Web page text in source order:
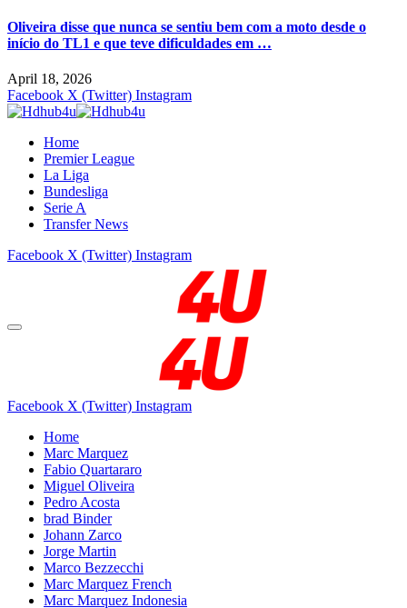
Oliveira disse que nunca se sentiu bem com a moto desde o
início do TL1 e que teve dificuldades em …
April 18, 2026
Facebook X (Twitter) Instagram
Home
Premier League
La Liga
Bundesliga
Serie A
Transfer News
Facebook X (Twitter) Instagram
Facebook X (Twitter) Instagram
Home
Marc Marquez
Fabio Quartararo
Miguel Oliveira
Pedro Acosta
brad Binder
Johann Zarco
Jorge Martin
Marco Bezzecchi
Marc Marquez French
Marc Marquez Indonesia